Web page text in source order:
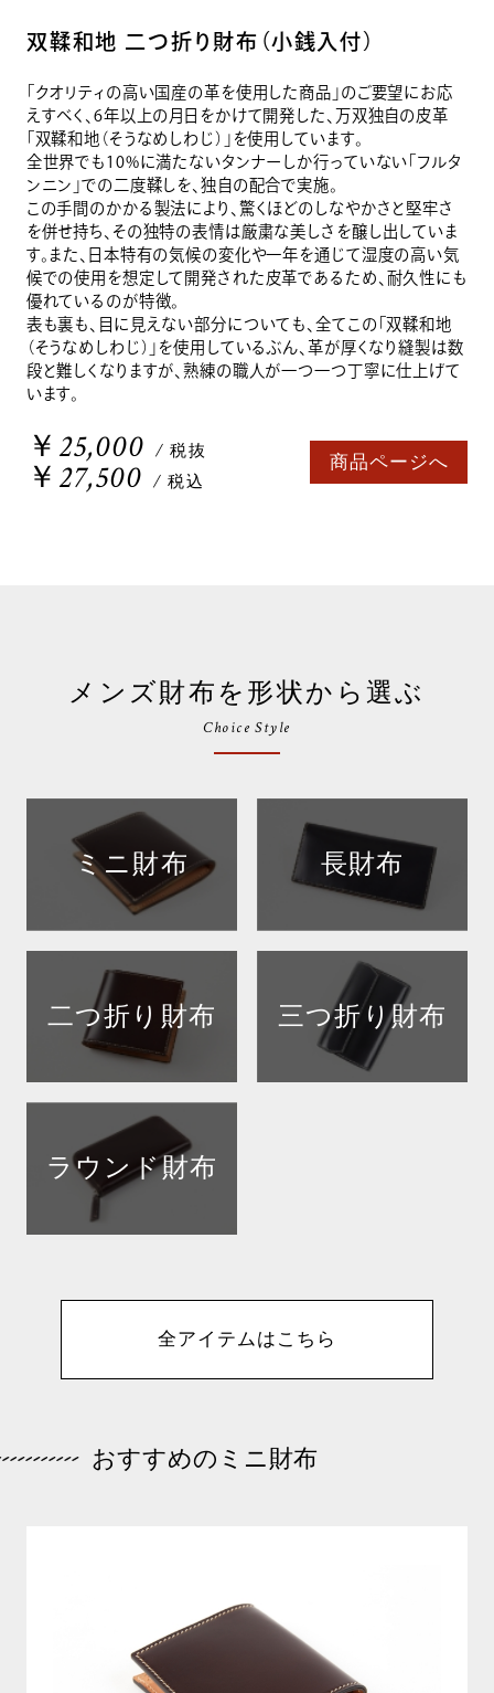
双鞣和地 二つ折り財布（小銭入付）
「クオリティの高い国産の革を使用した商品」のご要望にお応
えすべく、6年以上の月日をかけて開発した、万双独自の皮革
「双鞣和地（そうなめしわじ）」を使用しています。
全世界でも10%に満たないタンナーしか行っていない「フルタ
ンニン」での二度鞣しを、独自の配合で実施。
この手間のかかる製法により、驚くほどのしなやかさと堅牢さ
を併せ持ち、その独特の表情は厳粛な美しさを醸し出していま
す。また、日本特有の気候の変化や一年を通じて湿度の高い気
候での使用を想定して開発された皮革であるため、耐久性にも
優れているのが特徴。
表も裏も、目に見えない部分についても、全てこの「双鞣和地
（そうなめしわじ）」を使用しているぶん、革が厚くなり縫製は数
段と難しくなりますが、熟練の職人が一つ一つ丁寧に仕上げて
います。
￥25,000 / 税抜
￥27,500 / 税込
商品ページへ
メンズ財布を形状から選ぶ
Choice Style
ミニ財布 長財布
二つ折り財布 三つ折り財布
ラウンド財布
全アイテムはこちら
おすすめのミニ財布